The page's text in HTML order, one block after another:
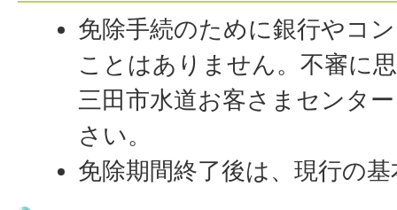
免除手続のために銀行やコ
ことはありません。不審に
三田市水道お客さまセンタ
さい。
免除期間終了後は、現行の